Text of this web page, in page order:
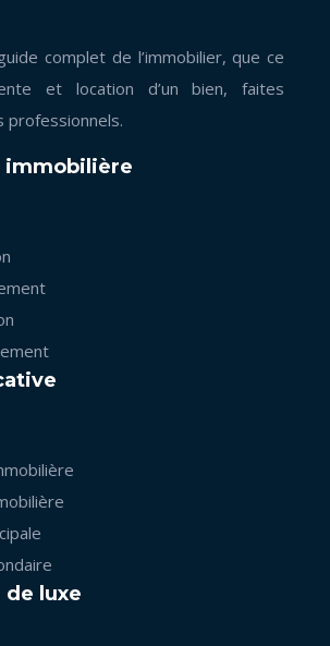
complet de l’immobilier, que ce
et location d’un bien, faites
professionnels.
immobilière
luxe